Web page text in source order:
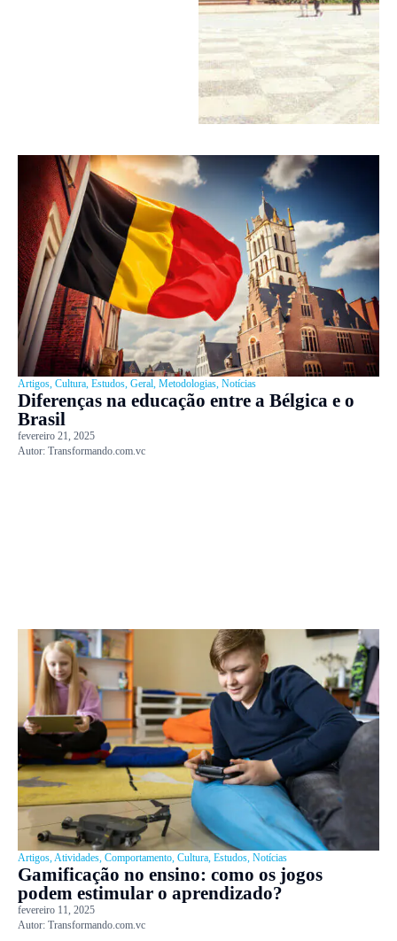
Artigos, Cultura, Estudos, Geral, Metodologias, Notícias
Diferenças na educação entre a Bélgica e o
Brasil
fevereiro 21, 2025
Autor: Transformando.com.vc
Artigos,Atividades, Comportamento, Cultura, Estudos, Notícias
Gamificação no ensino: como os jogos
podem estimular o aprendizado?
fevereiro 11, 2025
Autor: Transformando.com.vc